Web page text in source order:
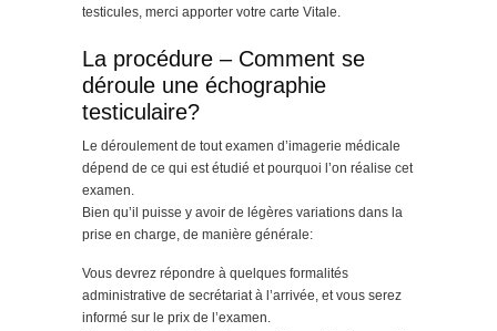
testicules, merci apporter votre carte Vitale.
La procédure – Comment se
déroule une échographie
testiculaire?
Le déroulement de tout examen d’imagerie médicale
dépend de ce qui est étudié et pourquoi l’on réalise cet
examen.
Bien qu’il puisse y avoir de légères variations dans la
prise en charge, de manière générale:
Vous devrez répondre à quelques formalités
administrative de secrétariat à l’arrivée, et vous serez
informé sur le prix de l’examen.